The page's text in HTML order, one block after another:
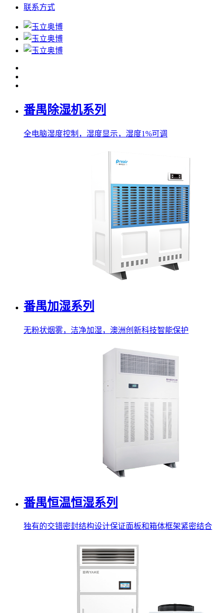
联系方式
番禺除湿机系列
全电脑湿度控制，湿度显示，湿度1%可调
番禺加湿系列
无粉状烟雾，洁净加湿，澳洲创新科技智能保护
番禺恒温恒湿系列
独有的交错密封结构设计保证面板和箱体框架紧密结合